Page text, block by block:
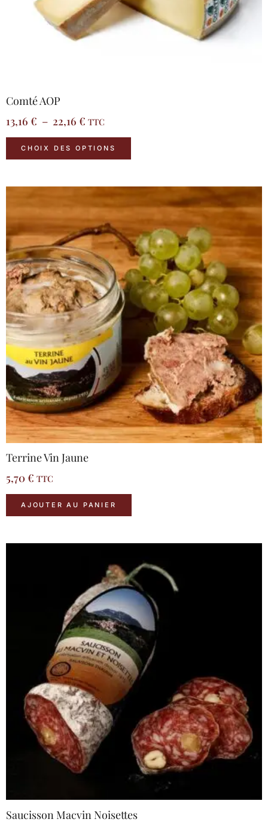
Comté AOP
13,16 € – 22,16 € TTC
CHOIX DES OPTIONS
produit
Terrine Vin Jaune
5,70€ TTC
AJOUTER AU PANIER
Saucisson Macvin Noisettes